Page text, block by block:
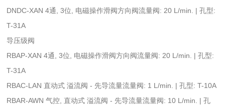
DNDC-XAN 4通, 3位, 电磁操作滑阀方向阀流量阀: 20 L/min. | 孔型:
T-31A
导压级阀
RBAP-XAN 4通, 3位, 电磁操作滑阀方向阀流量阀: 20 L/min. | 孔型:
T-31A
RBAC-LAN 直动式 溢流阀 - 先导流量流量阀: 1 L/min. | 孔型: T-10A
RBAR-AWN 气控, 直动式 溢流阀 - 先导流量流量阀: 10 L/min. | 孔